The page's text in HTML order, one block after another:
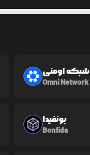
شبکه اومنی
Omni Network
بونفیدا
Bonfida